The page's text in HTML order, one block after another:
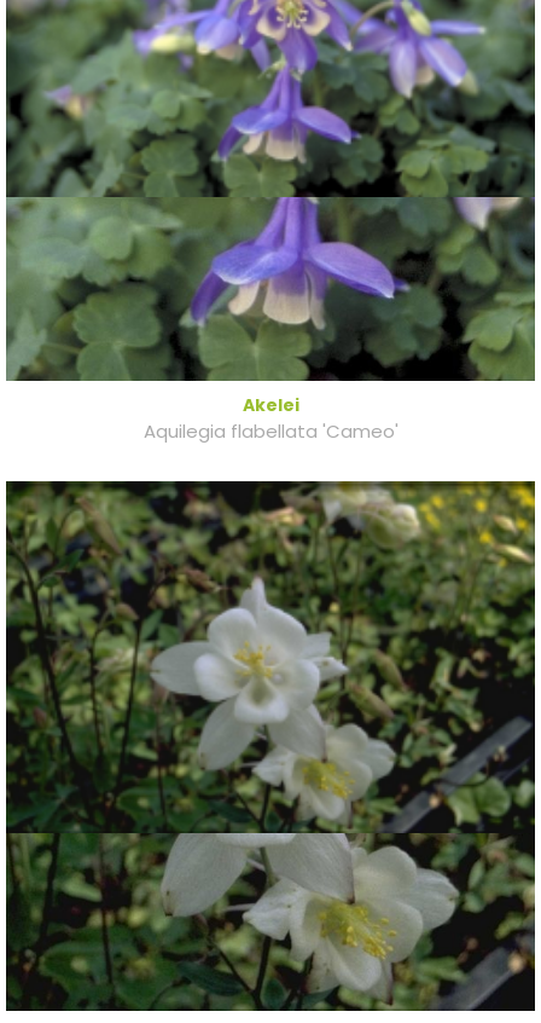
Akelei
Aquilegia flabellata 'Cameo'